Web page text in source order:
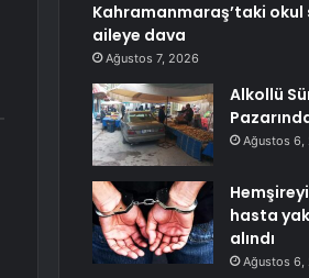
Kahramanmaraş’taki okul
aileye dava
Ağustos 7, 2026
Alkollü
Ağustos 6,
hasta
alındı
Ağustos 6,